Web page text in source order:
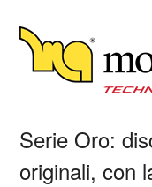
Serie Oro:
originali, con